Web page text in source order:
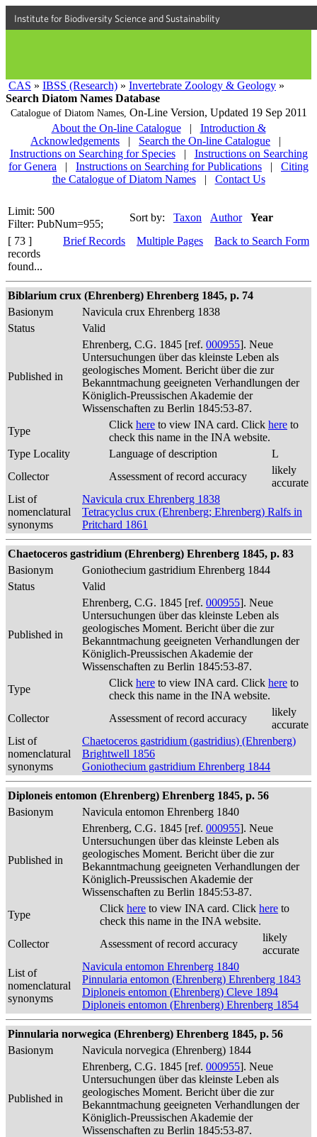
Institute for Biodiversity Science and Sustainability
CAS » IBSS (Research) » Invertebrate Zoology & Geology »
Search Diatom Names Database
Catalogue of Diatom Names, On-Line Version, Updated 19 Sep 2011
About the On-line Catalogue
|
Introduction &
Acknowledgements
| Search the On-line Catalogue
|
Instructions on Searching for Species
|
Instructions on Searching
for Genera
| Instructions on Searching for Publications |
Citing
the Catalogue of Diatom Names
| Contact Us
Limit: 500
Filter: PubNum=955;
Sort by: Taxon Author
Year
[ 73 ]
records
found...
Brief Records Multiple Pages Back to Search Form
Biblarium crux (Ehrenberg) Ehrenberg 1845, p. 74
Basionym
Navicula crux Ehrenberg 1838
Status
Valid
Published in
Ehrenberg, C.G. 1845 [ref. 000955]. Neue
Untersuchungen über das kleinste Leben als
geologisches Moment. Bericht über die zur
Bekanntmachung geeigneten Verhandlungen der
Königlich-Preussischen Akademie der
Wissenschaften zu Berlin 1845:53-87.
Type
Click here to view INA card. Click here to
check this name in the INA website.
Type Locality
Language of description
L
Collector
Assessment of record accuracy
likely
accurate
List of
nomenclatural
synonyms
Navicula crux Ehrenberg 1838
Tetracyclus crux (Ehrenberg; Ehrenberg) Ralfs in
Pritchard 1861
Chaetoceros gastridium (Ehrenberg) Ehrenberg 1845, p. 83
Basionym
Goniothecium gastridium Ehrenberg 1844
Status
Valid
Published in
Ehrenberg, C.G. 1845 [ref. 000955]. Neue
Untersuchungen über das kleinste Leben als
geologisches Moment. Bericht über die zur
Bekanntmachung geeigneten Verhandlungen der
Königlich-Preussischen Akademie der
Wissenschaften zu Berlin 1845:53-87.
Type
Click here to view INA card. Click here to
check this name in the INA website.
Collector
Assessment of record accuracy
likely
accurate
List of
nomenclatural
synonyms
Chaetoceros gastridium (gastridius) (Ehrenberg)
Brightwell 1856
Goniothecium gastridium Ehrenberg 1844
Diploneis entomon (Ehrenberg) Ehrenberg 1845, p. 56
Basionym
Navicula entomon Ehrenberg 1840
Published in
Ehrenberg, C.G. 1845 [ref. 000955]. Neue
Untersuchungen über das kleinste Leben als
geologisches Moment. Bericht über die zur
Bekanntmachung geeigneten Verhandlungen der
Königlich-Preussischen Akademie der
Wissenschaften zu Berlin 1845:53-87.
Type
Click here to view INA card. Click here to
check this name in the INA website.
Collector
Assessment of record accuracy
likely
accurate
List of
nomenclatural
synonyms
Navicula entomon Ehrenberg 1840
Pinnularia entomon (Ehrenberg) Ehrenberg 1843
Diploneis entomon (Ehrenberg) Cleve 1894
Diploneis entomon (Ehrenberg) Ehrenberg 1854
Pinnularia norwegica (Ehrenberg) Ehrenberg 1845, p. 56
Basionym
Navicula norvegica (Ehrenberg) 1844
Published in
Ehrenberg, C.G. 1845 [ref. 000955]. Neue
Untersuchungen über das kleinste Leben als
geologisches Moment. Bericht über die zur
Bekanntmachung geeigneten Verhandlungen der
Königlich-Preussischen Akademie der
Wissenschaften zu Berlin 1845:53-87.